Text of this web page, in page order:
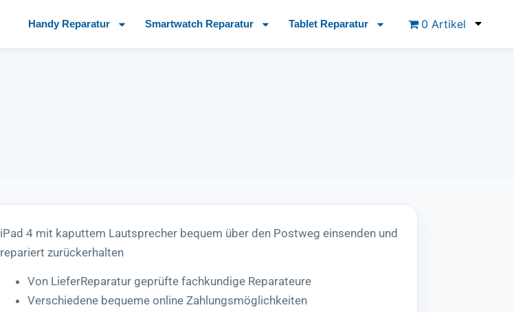
Handy Reparatur Smartwatch Reparatur Tablet Reparatur 0 Artikel
iPad 4 mit kaputtem Lautsprecher bequem über den Postweg einsenden und
repariert zurückerhalten
Von LieferReparatur geprüfte fachkundige Reparateure
Verschiedene bequeme online Zahlungsmöglichkeiten